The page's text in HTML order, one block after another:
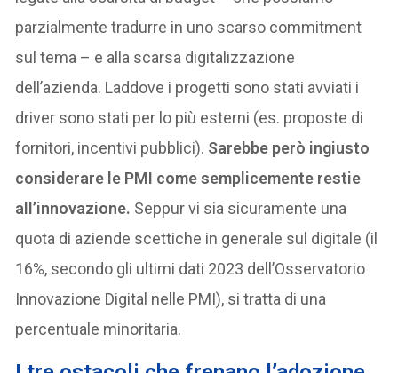
parzialmente tradurre in uno scarso commitment
sul tema – e alla scarsa digitalizzazione
dell’azienda. Laddove i progetti sono stati avviati i
driver sono stati per lo più esterni (es. proposte di
fornitori, incentivi pubblici). Sarebbe però ingiusto
considerare le PMI come semplicemente restie
all’innovazione. Seppur vi sia sicuramente una
quota di aziende scettiche in generale sul digitale (il
16%, secondo gli ultimi dati 2023 dell’Osservatorio
Innovazione Digital nelle PMI), si tratta di una
percentuale minoritaria.